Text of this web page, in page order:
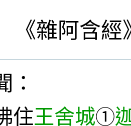
《雜阿含經
：
住王舍城①